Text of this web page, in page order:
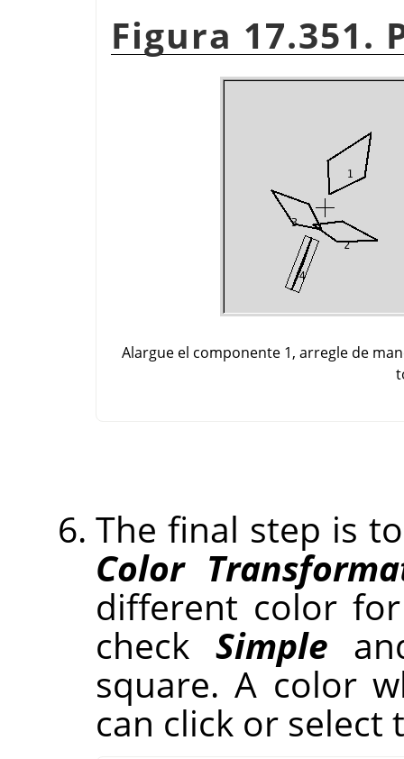
Figura 17.351.
Alargue el componente 1, arregle de
The final step is
Color
different color
check Simple
square. A color
can click or select